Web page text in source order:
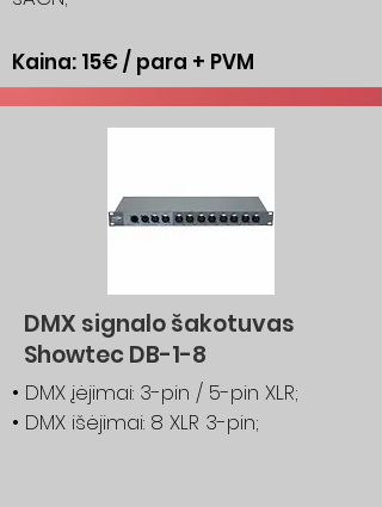
Kaina: 15€ / para + PVM
DMX signalo šakotuvas
Showtec DB-1-8
• DMX įėjimai: 3-pin / 5-pin XLR;
• DMX išėjimai: 8 XLR 3-pin;